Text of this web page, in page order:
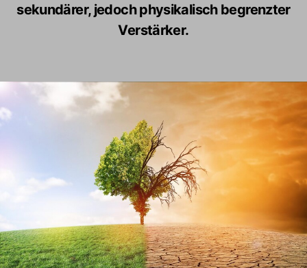
sekundärer, jedoch physikalisch begrenzter
Verstärker.